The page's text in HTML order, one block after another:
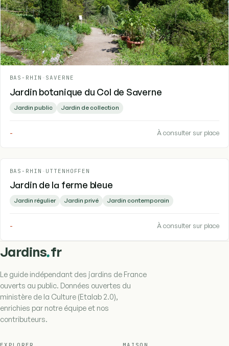
BAS-RHIN - SAVERNE
Jardin botanique du Col de Saverne
Jardin public Jardin de collection
- À consulter sur place
BAS-RHIN - UTTENHOFFEN
Jardin de la ferme bleue
Jardin régulier Jardin privé Jardin contemporain
- À consulter sur place
Jardins.fr
Le guide indépendant des jardins de France
ouverts au public. Données ouvertes du
ministère de la Culture (Etalab 2.0),
enrichies par notre équipe et nos
contributeurs.